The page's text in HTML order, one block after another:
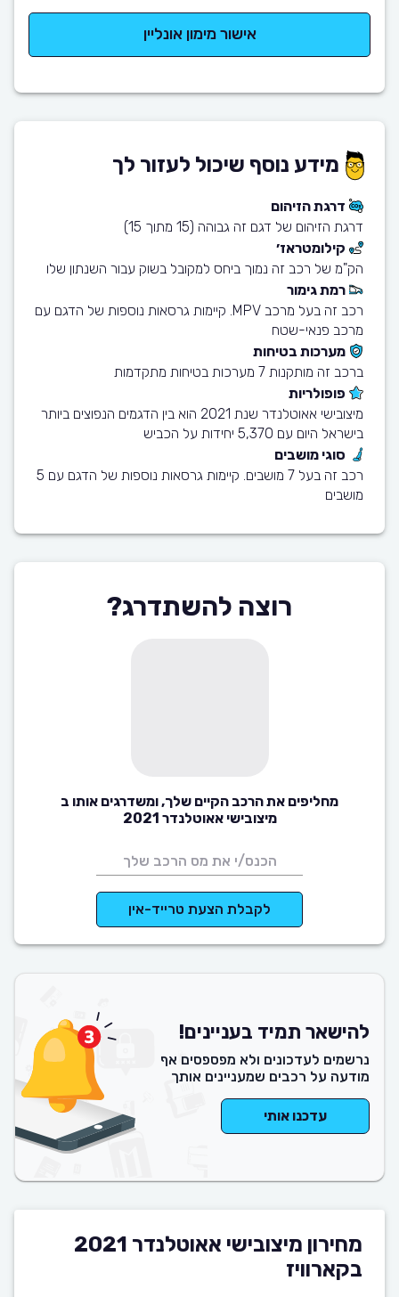
אישור מימון אונליין
מידע נוסף שיכול לעזור לך
דרגת הזיהום
דרגת הזיהום של דגם זה גבוהה (15 מתוך 15)
קילומטראז׳
הק"מ של רכב זה נמוך ביחס למקובל בשוק עבור השנתון שלו
רמת גימור
רכב זה בעל מרכב MPV. קיימות גרסאות נוספות של הדגם עם
מרכב פנאי-שטח
מערכות בטיחות
ברכב זה מותקנות 7 מערכות בטיחות מתקדמות
פופולריות
מיצובישי אאוטלנדר שנת 2021 הוא בין הדגמים הנפוצים ביותר
בישראל היום עם 5,370 יחידות על הכביש
סוגי מושבים
רכב זה בעל 7 מושבים. קיימות גרסאות נוספות של הדגם עם 5
מושבים
רוצה להשתדרג?
מחליפים את הרכב הקיים שלך, ומשדרגים אותו ב
מיצובישי אאוטלנדר 2021
לקבלת הצעת טרייד-אין
להישאר תמיד בעניינים!
נרשמים לעדכונים ולא מפספסים אף
מודעה על רכבים שמעניינים אותך
עדכנו אותי
מחירון מיצובישי אאוטלנדר 2021
בקארוויז